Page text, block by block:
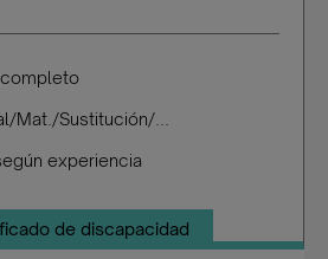
Mat./Sustitución/...
experiencia
de discapacidad